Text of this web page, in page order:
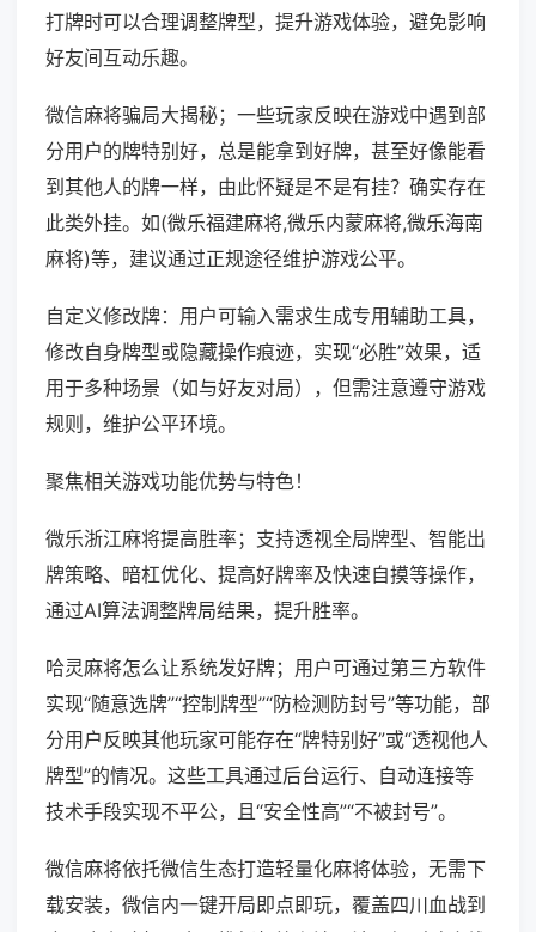
打牌时可以合理调整牌型，提升游戏体验，避免影响
好友间互动乐趣。
微信麻将骗局大揭秘；一些玩家反映在游戏中遇到部
分用户的牌特别好，总是能拿到好牌，甚至好像能看
到其他人的牌一样，由此怀疑是不是有挂？确实存在
此类外挂。如(微乐福建麻将,微乐内蒙麻将,微乐海南
麻将)等，建议通过正规途径维护游戏公平。
自定义修改牌：用户可输入需求生成专用辅助工具，
修改自身牌型或隐藏操作痕迹，实现“必胜”效果，适
用于多种场景（如与好友对局），但需注意遵守游戏
规则，维护公平环境。
聚焦相关游戏功能优势与特色！
微乐浙江麻将提高胜率；支持透视全局牌型、智能出
牌策略、暗杠优化、提高好牌率及快速自摸等操作，
通过AI算法调整牌局结果，提升胜率。
哈灵麻将怎么让系统发好牌；用户可通过第三方软件
实现“随意选牌”“控制牌型”“防检测防封号”等功能，部
分用户反映其他玩家可能存在“牌特别好”或“透视他人
牌型”的情况。这些工具通过后台运行、自动连接等
技术手段实现不平公，且“安全性高”“不被封号”。
微信麻将依托微信生态打造轻量化麻将体验，无需下
载安装，微信内一键开局即点即玩，覆盖四川血战到